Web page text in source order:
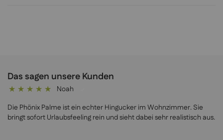
Das sagen unsere Kunden
Noah
Die Phönix Palme ist ein echter Hingucker im Wohnzimmer. Sie
bringt sofort Urlaubsfeeling rein und sieht dabei sehr realistisch aus.